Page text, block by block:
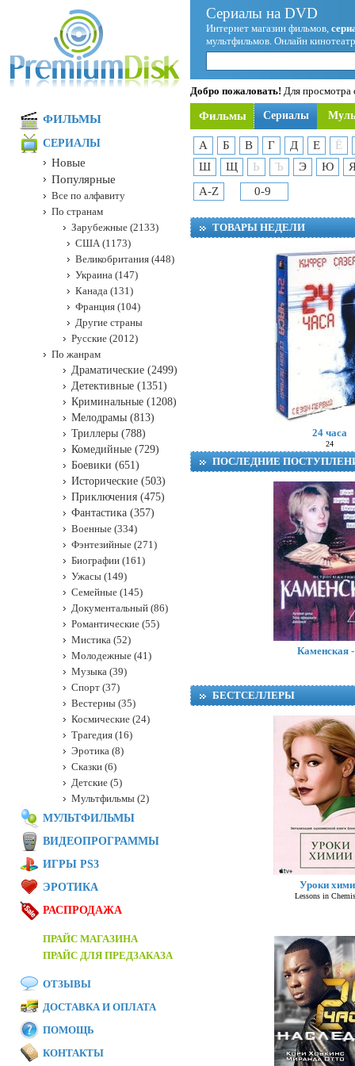
Сериалы на DVD
Интернет магазин фильмов,
мультфильмов. Онлайн
Добро пожаловать! Для просмотра
Фильмы Сериалы
А Б В Г Д Е
Ё
Ш
Щ Ь Ъ Э Ю
A-Z
0-9
ТОВАРЫ НЕДЕЛИ
24 часа
24
ПОСЛЕДНИЕ
Каменская
БЕСТСЕЛЛЕРЫ
Уроки
Lessons in
ФИЛЬМЫ
СЕРИАЛЫ
Новые
Популярные
Все по алфавиту
По странам
Зарубежные (2133)
США (1173)
Великобритания (448)
Украина (147)
Канада (131)
Франция (104)
Другие страны
Русские (2012)
По жанрам
Драматические (2499)
Детективные (1351)
Криминальные (1208)
Мелодрамы (813)
Триллеры (788)
Комедийные (729)
Боевики (651)
Исторические (503)
Приключения (475)
Фантастика (357)
Военные (334)
Фэнтезийные (271)
Биографии (161)
Ужасы (149)
Семейные (145)
Документальный (86)
Романтические (55)
Мистика (52)
Молодежные (41)
Музыка (39)
Спорт (37)
Вестерны (35)
Космические (24)
Трагедия (16)
Эротика (8)
Сказки (6)
Детские (5)
Мультфильмы (2)
МУЛЬТФИЛЬМЫ
ВИДЕОПРОГРАММЫ
ИГРЫ PS3
ЭРОТИКА
РАСПРОДАЖА
ПРАЙС МАГАЗИНА
ПРАЙС ДЛЯ ПРЕДЗАКАЗА
ОТЗЫВЫ
ДОСТАВКА И ОПЛАТА
ПОМОЩЬ
КОНТАКТЫ